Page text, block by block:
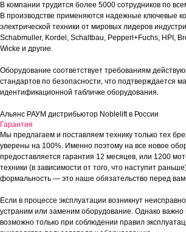
В компании трудится более 5000 сотрудников по
В производстве применяются надежные ключевые
электрической техники от мировых лидеров
Schabmuller, Kordel, Schaltbau, Pepperl+Fuchs, HPI,
Wicke и другие.
Оборудование соответствует требованиям
стандартов по безопасности, что подтверждается
идентификационной табличке оборудования.
Альянс РАУМ дистрибьютор Noblelift в России
Гарантия
Мы предлагаем и поставляем технику только тех
уверены на 100%. Именно поэтому на все новое
предоставляется гарантия 12 месяцев, или 1200
техники (в зависимости от того, что наступит
формальность — это наше обязательство перед
Если в процессе эксплуатации возникнут
устраним или заменим оборудование. Однако важно
возможно только при соблюдении правил